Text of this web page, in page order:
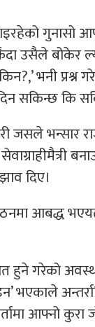
गुनासो
उसैले बोकेर
भनी प्रश्न
सकिन्छ कि
जसले भन्सार
दिए।
आबद्ध
गरेको
आफ्नो